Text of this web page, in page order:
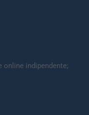
indipendente;